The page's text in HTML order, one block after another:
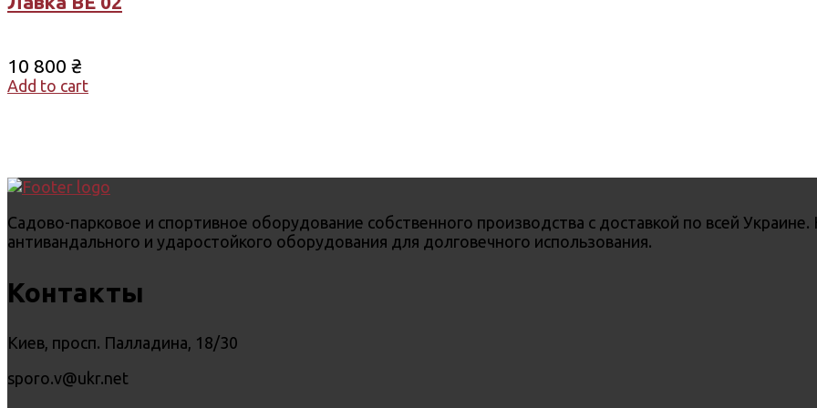
10 800 ₴
Add to cart
Садово-парковое и спортивное оборудование собственного производства с доставкой по всей
антивандального и ударостойкого оборудования для долговечного использования.
Контакты
Киев, просп. Палладина, 18/30
sporo.v@ukr.net